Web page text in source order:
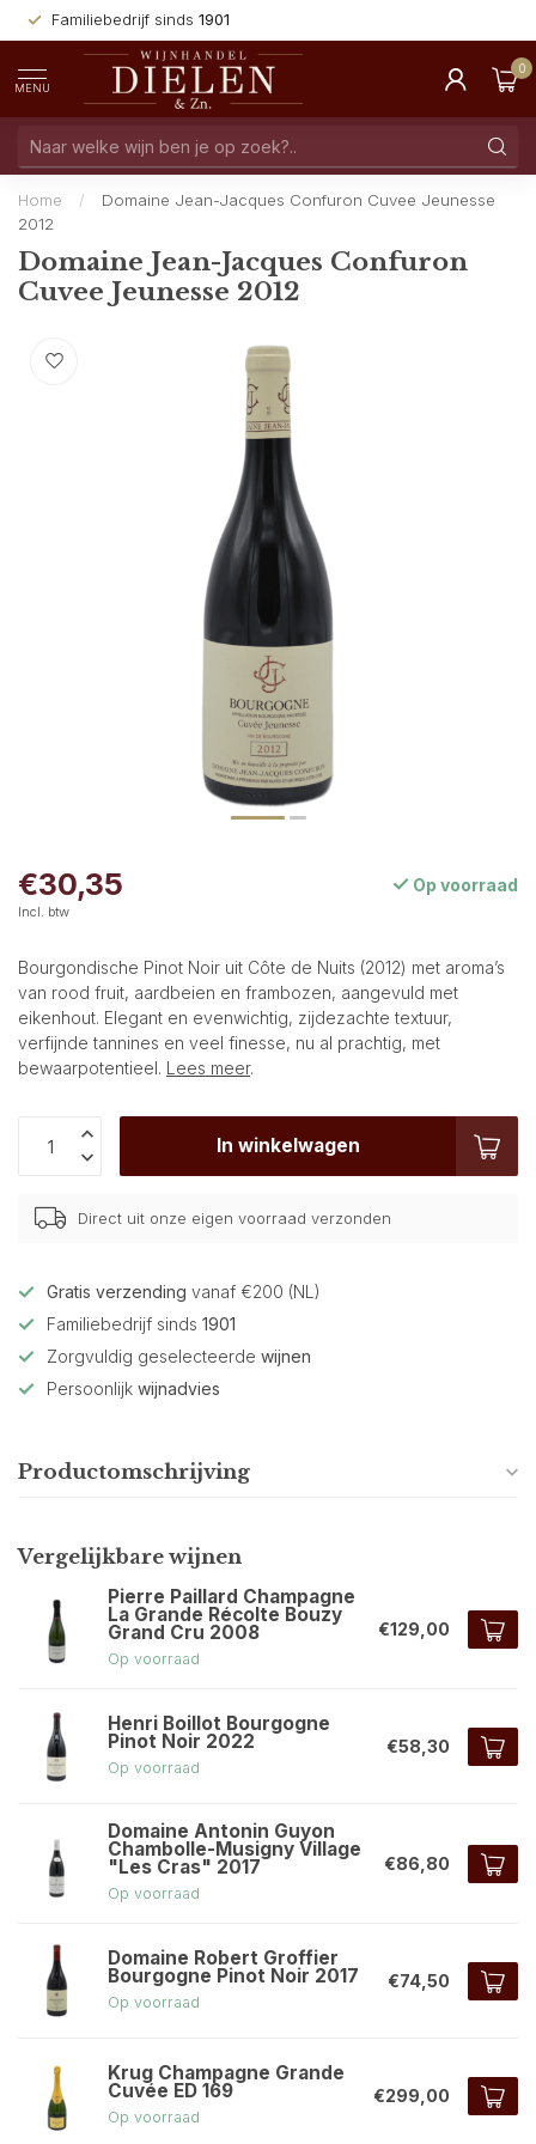
Familiebedrijf sinds 1901
MENU
0
Home /
Domaine Jean-Jacques Confuron Cuvee Jeunesse
2012
Domaine Jean-Jacques Confuron
Cuvee Jeunesse 2012
€30,35
Incl. btw
Op voorraad
Bourgondische Pinot Noir uit Côte de Nuits (2012) met aroma’s
van rood fruit, aardbeien en frambozen, aangevuld met
eikenhout. Elegant en evenwichtig, zijdezachte textuur,
verfijnde tannines en veel finesse, nu al prachtig, met
bewaarpotentieel. Lees meer.
In winkelwagen
Direct uit onze eigen voorraad verzonden
Gratis verzending vanaf €200 (NL)
Familiebedrijf sinds 1901
Zorgvuldig geselecteerde wijnen
Persoonlijk wijnadvies
Productomschrijving
Vergelijkbare wijnen
Pierre Paillard Champagne
La Grande Récolte Bouzy
Grand Cru 2008
Op voorraad
€129,00
Henri Boillot Bourgogne
Pinot Noir 2022
Op voorraad
€58,30
Domaine Antonin Guyon
Chambolle-Musigny Village
"Les Cras" 2017
Op voorraad
€86,80
Domaine Robert Groffier
Bourgogne Pinot Noir 2017
Op voorraad
€74,50
Krug Champagne Grande
Cuvée ED 169
Op voorraad
€299,00